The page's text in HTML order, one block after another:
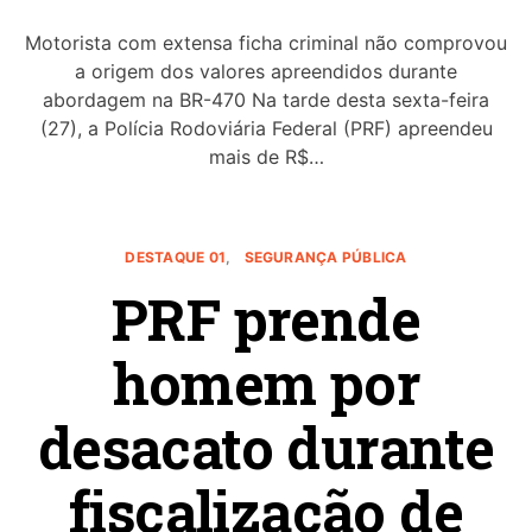
Motorista com extensa ficha criminal não comprovou
a origem dos valores apreendidos durante
abordagem na BR-470 Na tarde desta sexta-feira
(27), a Polícia Rodoviária Federal (PRF) apreendeu
mais de R$…
DESTAQUE 01 SEGURANÇA PÚBLICA
PRF prende
homem por
desacato durante
fiscalização de